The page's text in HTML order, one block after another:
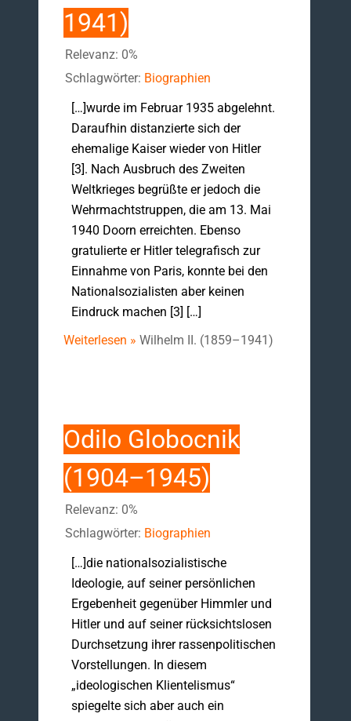
1941)
Relevanz: 0%
Schlagwörter: Biographien
[…]wurde im Februar 1935 abgelehnt.
Daraufhin distanzierte sich der
ehemalige Kaiser wieder von Hitler
[3]. Nach Ausbruch des Zweiten
Weltkrieges begrüßte er jedoch die
Wehrmachtstruppen, die am 13. Mai
1940 Doorn erreichten. Ebenso
gratulierte er Hitler telegrafisch zur
Einnahme von Paris, konnte bei den
Nationalsozialisten aber keinen
Eindruck machen [3] […]
Weiterlesen » Wilhelm II. (1859–1941)
Odilo Globocnik
(1904–1945)
Relevanz: 0%
Schlagwörter: Biographien
[…]die nationalsozialistische
Ideologie, auf seiner persönlichen
Ergebenheit gegenüber Himmler und
Hitler und auf seiner rücksichtslosen
Durchsetzung ihrer rassenpolitischen
Vorstellungen. In diesem
„ideologischen Klientelismus“
spiegelte sich aber auch ein